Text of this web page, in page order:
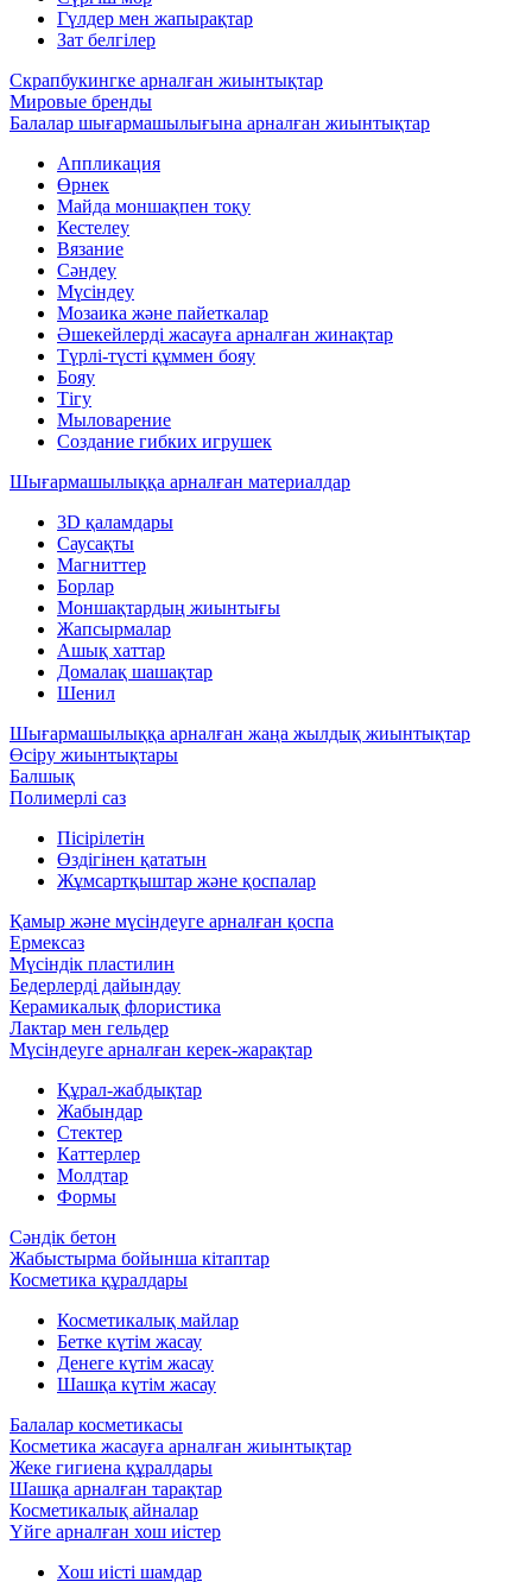
Гүлдер мен жапырақтар
Зат белгілер
Скрапбукингке арналған жиынтықтар
Мировые бренды
Балалар шығармашылығына арналған жиынтықтар
Аппликация
Өрнек
Майда моншақпен тоқу
Кестелеу
Вязание
Сәндеу
Мүсіндеу
Мозаика және пайеткалар
Әшекейлерді жасауға арналған жинақтар
Түрлі-түсті құммен бояу
Бояу
Тігу
Мыловарение
Создание гибких игрушек
Шығармашылыққа арналған материалдар
3D қаламдары
Саусақты
Магниттер
Борлар
Моншақтардың жиынтығы
Жапсырмалар
Ашық хаттар
Домалақ шашақтар
Шенил
Шығармашылыққа арналған жаңа жылдық жиынтықтар
Өсіру жиынтықтары
Балшық
Полимерлі саз
Пісірілетін
Өздігінен қататын
Жұмсартқыштар және қоспалар
Қамыр және мүсіндеуге арналған қоспа
Ермексаз
Мүсіндік пластилин
Бедерлерді дайындау
Керамикалық флористика
Лактар мен гельдер
Мүсіндеуге арналған керек-жарақтар
Құрал-жабдықтар
Жабындар
Стектер
Каттерлер
Молдтар
Формы
Сәндік бетон
Жабыстырма бойынша кітаптар
Косметика құралдары
Косметикалық майлар
Бетке күтім жасау
Денеге күтім жасау
Шашқа күтім жасау
Балалар косметикасы
Косметика жасауға арналған жиынтықтар
Жеке гигиена құралдары
Шашқа арналған тарақтар
Косметикалық айналар
Үйге арналған хош иістер
Хош иісті шамдар